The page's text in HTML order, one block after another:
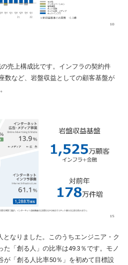
売上構成比です。インフラの契約件
数など、岩盤収益としての顧客基盤が
となりました。このうちエンジニア・ク
た「創る人」の比率は49.3％です。モノ
が「創る人比率50％」を初めて目標設